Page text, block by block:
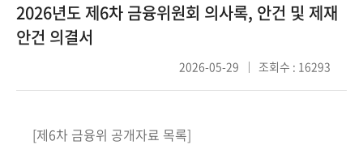
참
여
마
2026년도 제6차 금융위원회 의사록, 안건 및 제재
안건 의결서
2026-05-29 조회수 : 16293
[제6차 금융위 공개자료 목록]